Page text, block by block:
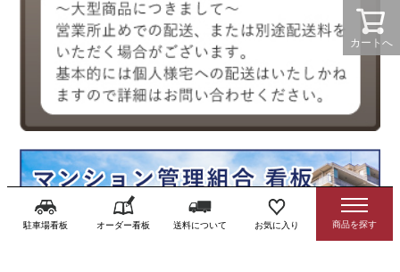
カートへ
駐車場看板 オーダー看板 送料について お気に入り